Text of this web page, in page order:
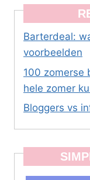
Barterdeal:
voorbeelden
100 zomerse
hele zomer
Bloggers vs